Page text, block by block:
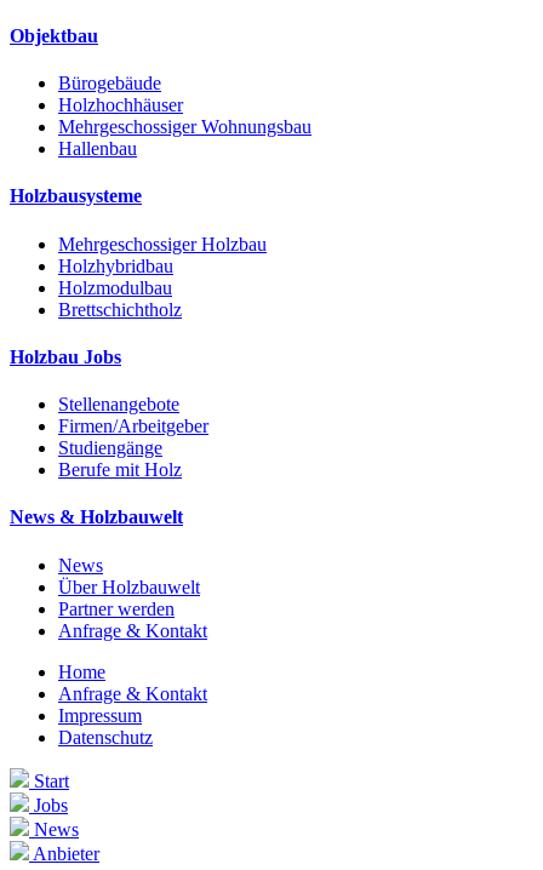
Objektbau
Bürogebäude
Holzhochhäuser
Mehrgeschossiger Wohnungsbau
Hallenbau
Holzbausysteme
Mehrgeschossiger Holzbau
Holzhybridbau
Holzmodulbau
Brettschichtholz
Holzbau Jobs
Stellenangebote
Firmen/Arbeitgeber
Studiengänge
Berufe mit Holz
News & Holzbauwelt
News
Über Holzbauwelt
Partner werden
Anfrage & Kontakt
Home
Anfrage & Kontakt
Impressum
Datenschutz
Start
Jobs
News
Anbieter